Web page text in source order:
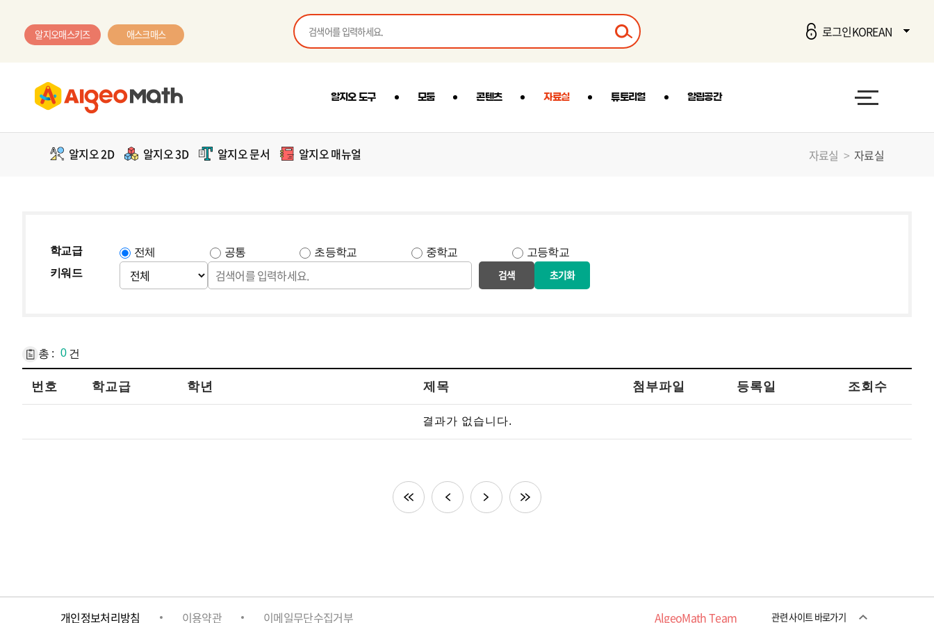
알지오매스키즈 애스크매스 로그인KOREAN
알지오 도구 모둠 콘텐츠 자료실 튜토리얼 알림공간
알지오 2D 알지오 3D 알지오 문서 알지오 매뉴얼 자료실 > 자료실
학교급 전체 공통 초등학교 중학교
고등학교
키워드
검색 초기화
총 : 0 건
번호 학교급 학년 제목 첨부파일 등록일 조회수
결과가 없습니다.
개인정보처리방침 이용약관 이메일무단수집거부 AlgeoMath Team 관련 사이트 바로가기